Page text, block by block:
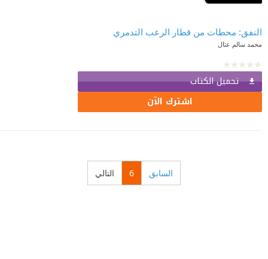
النفق: محطات من قطار الرعب التدمري
محمد سالم عتال
تحميل الكتاب
اشترك الآن
السابق 6 التالي